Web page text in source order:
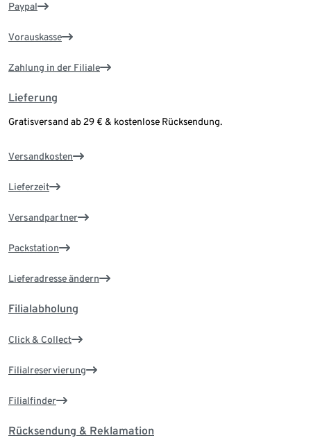
Paypal
Vorauskasse
Zahlung in der Filiale
Lieferung
Gratisversand ab 29 € & kostenlose Rücksendung.
Versandkosten
Lieferzeit
Versandpartner
Packstation
Lieferadresse ändern
Filialabholung
Click & Collect
Filialreservierung
Filialfinder
Rücksendung & Reklamation